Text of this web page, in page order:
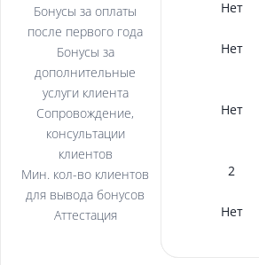
Бонусы за оплаты
после первого года
Бонусы за
дополнительные
услуги клиента
Сопровождение,
консультации
клиентов
Мин. кол-во клиентов
для вывода бонусов
Аттестация
Нет
Нет
Нет
2
Нет
20%
10%
Да
5
Да
До 70%
Нет
Да
Нет
Да